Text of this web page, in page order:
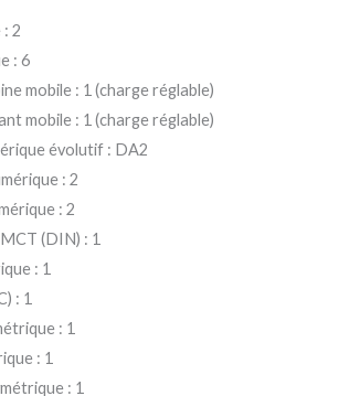
2
: 6
mobile : 1 (charge réglable)
mobile : 1 (charge réglable)
évolutif : DA2
: 2
: 2
(DIN) : 1
: 1
: 1
: 1
: 1
: 1